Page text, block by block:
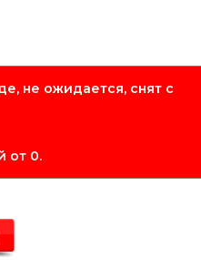
не ожидается, снят с
от 0.